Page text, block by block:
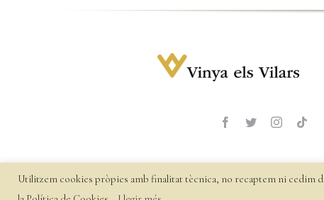
©2026
Utilitzem cookies pròpies amb finalitat tècnica, no recaptem ni cedim